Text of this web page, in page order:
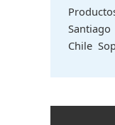
Santiago
Chile 